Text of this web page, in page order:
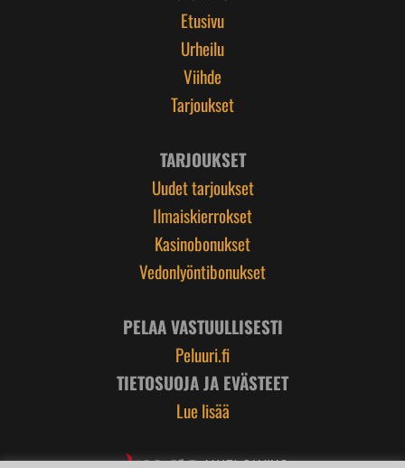
Etusivu
Urheilu
Viihde
Tarjoukset
TARJOUKSET
Uudet tarjoukset
Ilmaiskierrokset
Kasinobonukset
Vedonlyöntibonukset
PELAA VASTUULLISESTI
Peluuri.fi
TIETOSUOJA JA EVÄSTEET
Lue lisää